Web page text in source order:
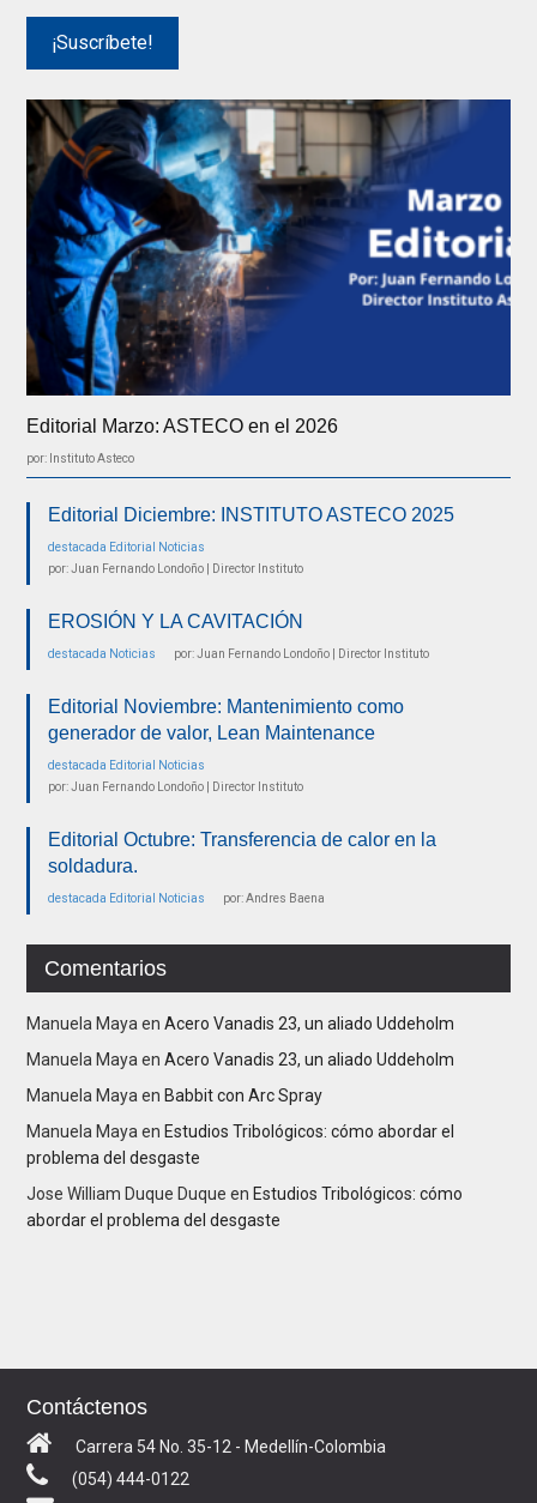
Editorial Marzo: ASTECO en el 2026
por: Instituto Asteco
Editorial Diciembre: INSTITUTO ASTECO 2025
destacada Editorial
Noticias
por: Juan Fernando Londoño | Director Instituto
EROSIÓN Y LA CAVITACIÓN
destacada Noticias por: Juan Fernando Londoño | Director Instituto
Editorial Noviembre: Mantenimiento como
generador de valor, Lean Maintenance
destacada Editorial
Noticias
por: Juan Fernando Londoño | Director Instituto
Editorial Octubre: Transferencia de calor en la
soldadura.
destacada Editorial Noticias por: Andres Baena
Comentarios
Manuela Maya enAcero Vanadis 23, un aliado Uddeholm
Manuela Maya enAcero Vanadis 23, un aliado Uddeholm
Manuela Maya en Babbit con Arc Spray
Manuela Maya en Estudios Tribológicos: cómo abordar el
problema del desgaste
Jose William Duque Duque en Estudios Tribológicos: cómo
abordar el problema del desgaste
Contáctenos
Carrera 54 No. 35-12 - Medellín-Colombia
(054) 444-0122